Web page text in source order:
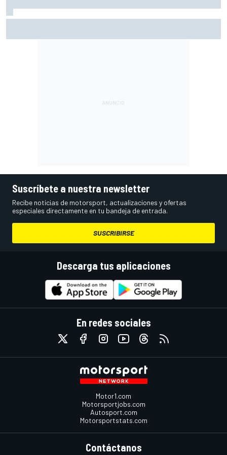
Suscríbete a nuestra newsletter
Recibe noticias de motorsport, actualizaciones y ofertas
especiales directamente en tu bandeja de entrada.
SUSCRIBIRSE
Descarga tus aplicaciones
En redes sociales
Motor1.com
Motorsportjobs.com
Autosport.com
Motorsportstats.com
Contáctanos